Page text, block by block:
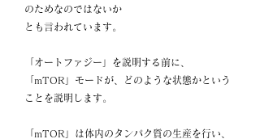
のためなのではないか
とも言われています。
「オートファジー」を説明する前に、
「mTOR」モードが、どのような状態かという
ことを説明します。
「mTOR」は体内のタンパク質の生産を行い、